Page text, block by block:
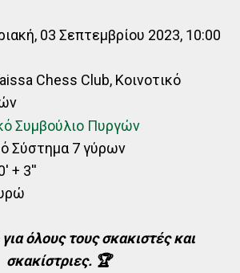
03 Σεπτεμβρίου 2023, 10:00
Chess Club, Κοινοτικό
Συμβούλιο Πυργών
Σύστημα 7 γύρων
+ 3''
όλους τους σκακιστές και
σκακίστριες. 🏆